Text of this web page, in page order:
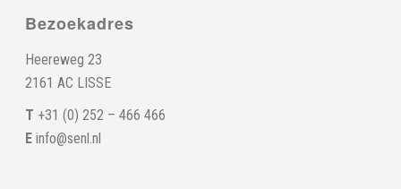
Bezoekadres
Heereweg 23
2161 AC LISSE
T +31 (0) 252 – 466 466
E info@senl.nl